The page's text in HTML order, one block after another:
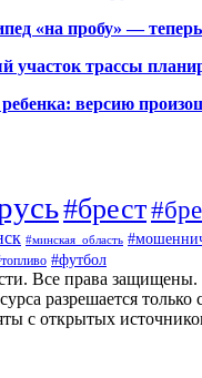
«на пробу» —
трассы
версию
#брест
#минская_область
#футбол
Все права защищены.
разрешается
с открытых